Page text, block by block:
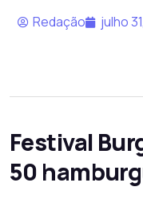
Redação julho
Festival
50